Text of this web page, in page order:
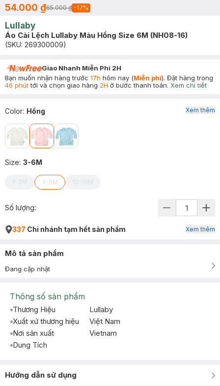
54.000 ₫65.000 ₫ -17%
Lullaby
Áo Cài Lệch Lullaby Màu Hồng Size 6M (NH08-16)
(SKU: 269300009)
Giao Nhanh Miễn Phí 2H
Bạn muốn nhận hàng trước 17h hôm nay (Miễn phí). Đặt hàng trong
46 phúttới và chọn giao hàng 2H ở bước thanh toán. Xem chi tiết
Color: Hồng
Size: 3-6M
1-3M 3-6M 12-18M
Xem thêm
Số lượng:
337 Chi nhánh tạm hết sản phẩm Xem thêm
Mô tả sản phẩm
Đang cập nhật
Thông số sản phẩm
Thương Hiệu
Lullaby
Xuất xứ thương hiệu
Việt Nam
Nơi sản xuất
Vietnam
Dung Tích
Hướng dẫn sử dụng